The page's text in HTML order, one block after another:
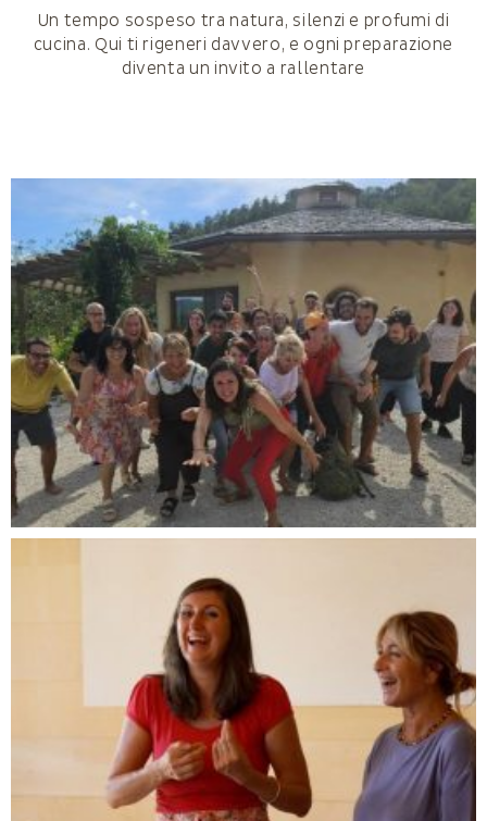
Un tempo sospeso tra natura, silenzi e profumi di
cucina. Qui ti rigeneri davvero, e ogni preparazione
diventa un invito a rallentare